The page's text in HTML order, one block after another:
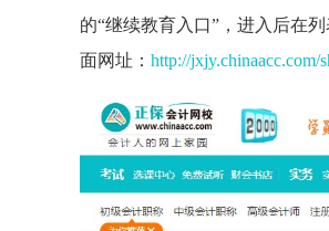
的“继续教育入口”，进入后在
面网址： http://jxjy.chinaacc.com/